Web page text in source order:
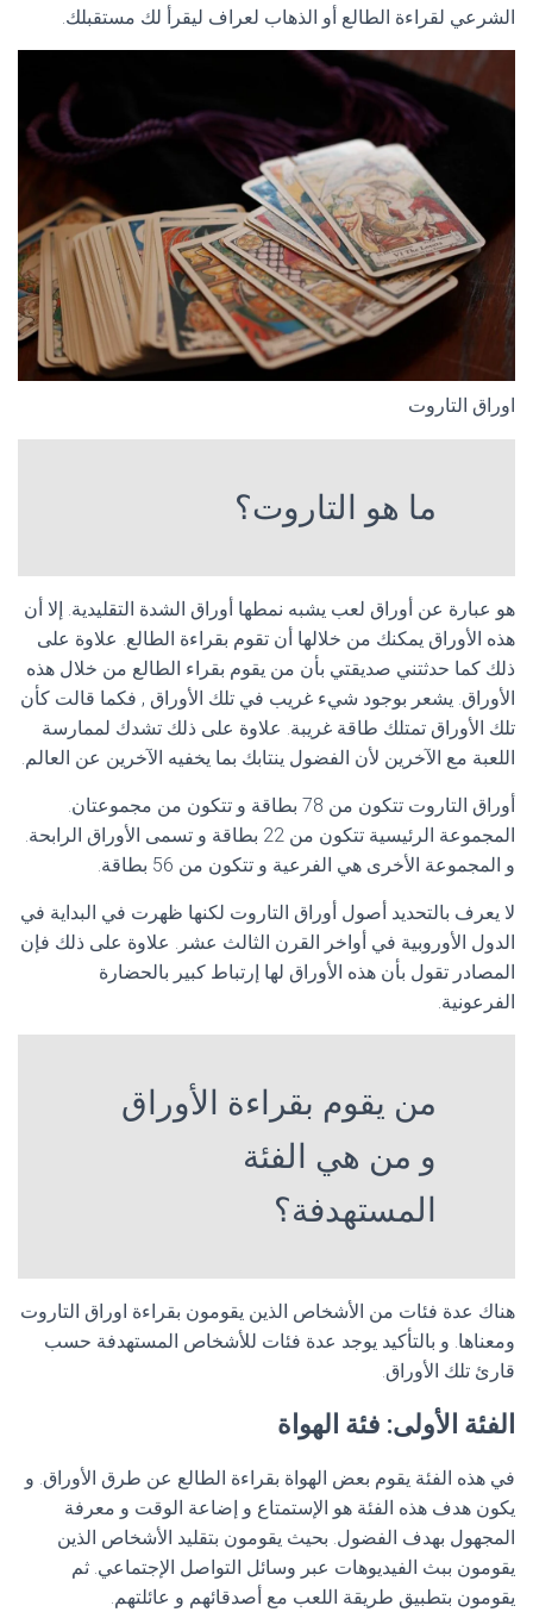
الشرعي لقراءة الطالع أو الذهاب لعراف ليقرأ لك مستقبلك.
اوراق التاروت
ما هو التاروت؟
هو عبارة عن أوراق لعب يشبه نمطها أوراق الشدة التقليدية. إلا أن
هذه الأوراق يمكنك من خلالها أن تقوم بقراءة الطالع. علاوة على
ذلك كما حدثتني صديقتي بأن من يقوم بقراء الطالع من خلال هذه
الأوراق. يشعر بوجود شيء غريب في تلك الأوراق , فكما قالت كأن
تلك الأوراق تمتلك طاقة غريبة. علاوة على ذلك تشدك لممارسة
اللعبة مع الآخرين لأن الفضول ينتابك بما يخفيه الآخرين عن العالم.
أوراق التاروت تتكون من 78 بطاقة و تتكون من مجموعتان.
المجموعة الرئيسية تتكون من 22 بطاقة و تسمى الأوراق الرابحة.
و المجموعة الأخرى هي الفرعية و تتكون من 56 بطاقة.
لا يعرف بالتحديد أصول أوراق التاروت لكنها ظهرت في البداية في
الدول الأوروبية في أواخر القرن الثالث عشر. علاوة على ذلك فإن
المصادر تقول بأن هذه الأوراق لها إرتباط كبير بالحضارة
الفرعونية.
من يقوم بقراءة الأوراق
و من هي الفئة
المستهدفة؟
هناك عدة فئات من الأشخاص الذين يقومون بقراءة اوراق التاروت
ومعناها. و بالتأكيد يوجد عدة فئات للأشخاص المستهدفة حسب
قارئ تلك الأوراق.
الفئة الأولى: فئة الهواة
في هذه الفئة يقوم بعض الهواة بقراءة الطالع عن طرق الأوراق. و
يكون هدف هذه الفئة هو الإستمتاع و إضاعة الوقت و معرفة
المجهول بهدف الفضول. بحيث يقومون بتقليد الأشخاص الذين
يقومون ببث الفيديوهات عبر وسائل التواصل الإجتماعي. ثم
يقومون بتطبيق طريقة اللعب مع أصدقائهم و عائلتهم.